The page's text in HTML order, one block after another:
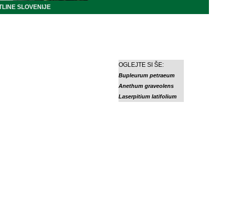
SLOVENIJE
OGLEJTE SI ŠE:
Bupleurum petraeum
Anethum graveolens
Laserpitium latifolium